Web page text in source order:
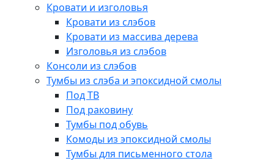
Кровати и изголовья
Кровати из слэбов
Кровати из массива дерева
Изголовья из слэбов
Консоли из слэбов
Тумбы из слэба и эпоксидной смолы
Под ТВ
Под раковину
Тумбы под обувь
Комоды из эпоксидной смолы
Тумбы для письменного стола